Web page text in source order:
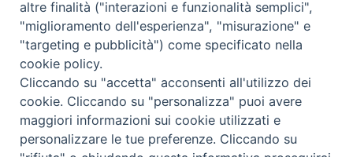
Copyright © 2019 - Tutti i diritti riservati - Vita
Trentina Editrice
Privacy Policy
Torna
altre finalità ("interazioni e funzionalità semplici",
"miglioramento dell'esperienza", "misurazione" e
"targeting e pubblicità") come specificato nella
cookie policy.
Cliccando su "accetta" acconsenti all'utilizzo dei
cookie. Cliccando su "personalizza" puoi avere
maggiori informazioni sui cookie utilizzati e
personalizzare le tue preferenze. Cliccando su